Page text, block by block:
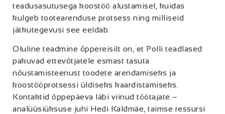
teadusasutusega koostöö alustamisel, kuidas
kulgeb tootearenduse protsess ning milliseid
jätkutegevusi see eeldab.
Oluline teadmine õppereisilt on, et Polli teadlased
pakuvad ettevõtjatele esmast tasuta
nõustamisteenust toodete arendamiseks ja
koostööprotsessi üldiseks kaardistamiseks.
Kontaktid õppepäeva läbi viinud töötajate –
analüüsiüksuse juhi Hedi Kaldmäe, taimse ressursi